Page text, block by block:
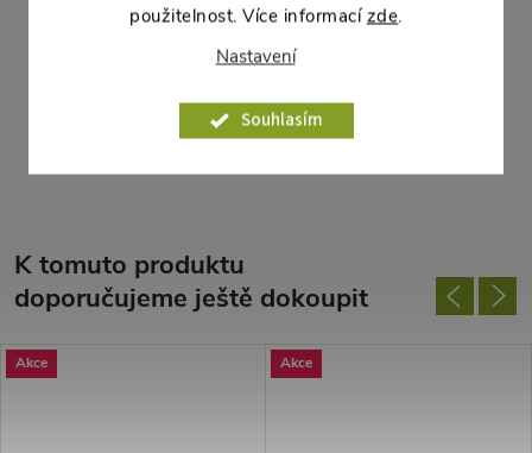
použitelnost. Více informací zde.
Nastavení
Souhlasím
Vnitřní průměr dna:8,8 cm
Ke květináči jsou k dispozici také podmisky LOTOS 14x14
K tomuto produktu
doporučujeme ještě dokoupit
Akce Akce